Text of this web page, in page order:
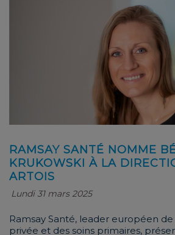
RAMSAY SANTÉ NOMME
KRUKOWSKI À LA
ARTOIS
Lundi 31 mars 2025
Ramsay Santé, leader européen de
privée et des soins primaires,